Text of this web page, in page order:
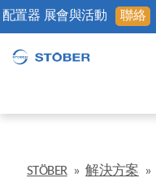
配置器 展會與活動 聯絡
STÖBER » 解決方案 »